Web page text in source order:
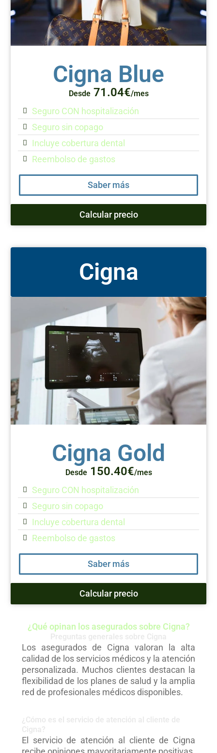
Cigna Blue
Desde71.04€/mes
Seguro CON hospitalización
Seguro sin copago
Incluye cobertura dental
Reembolso de gastos
Saber más
Calcular precio
Cigna
Cigna Gold
Desde150.40€/mes
Seguro CON hospitalización
Seguro sin copago
Incluye cobertura dental
Reembolso de gastos
Saber más
Calcular precio
¿Qué opinan los asegurados sobre Cigna?
Los asegurados de Cigna valoran la alta
calidad de los servicios médicos y la atención
personalizada. Muchos clientes destacan la
flexibilidad de los planes de salud y la amplia
red de profesionales médicos disponibles.
El servicio de atención al cliente de Cigna